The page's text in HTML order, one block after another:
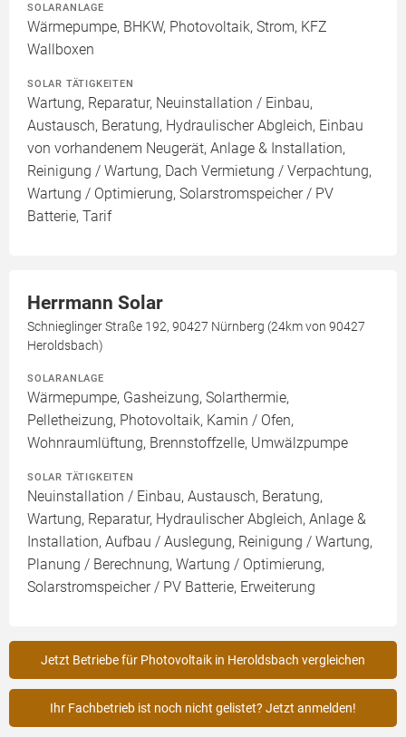
SOLARANLAGE
Wärmepumpe, BHKW, Photovoltaik, Strom, KFZ
Wallboxen
SOLAR TÄTIGKEITEN
Wartung, Reparatur, Neuinstallation / Einbau,
Austausch, Beratung, Hydraulischer Abgleich, Einbau
von vorhandenem Neugerät, Anlage & Installation,
Reinigung / Wartung, Dach Vermietung / Verpachtung,
Wartung / Optimierung, Solarstromspeicher / PV
Batterie, Tarif
Herrmann Solar
Schnieglinger Straße 192, 90427 Nürnberg (24km von 90427
Heroldsbach)
SOLARANLAGE
Wärmepumpe, Gasheizung, Solarthermie,
Pelletheizung, Photovoltaik, Kamin / Ofen,
Wohnraumlüftung, Brennstoffzelle, Umwälzpumpe
SOLAR TÄTIGKEITEN
Neuinstallation / Einbau, Austausch, Beratung,
Wartung, Reparatur, Hydraulischer Abgleich, Anlage &
Installation, Aufbau / Auslegung, Reinigung / Wartung,
Planung / Berechnung, Wartung / Optimierung,
Solarstromspeicher / PV Batterie, Erweiterung
Jetzt Betriebe für Photovoltaik in Heroldsbach vergleichen
Ihr Fachbetrieb ist noch nicht gelistet? Jetzt anmelden!